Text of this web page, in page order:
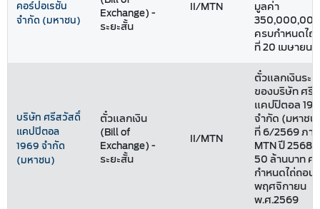
คอร์ปอเรชั่น
จำกัด (มหาชน)
Exchange) -
ระยะสั้น
II/MTN
มูลค่า
ครบกำหนดไถ่
ที่ 20 เมษายน
บริษัท ศรีสวัสดิ์
แคปปิตอล
1969 จำกัด
(มหาชน)
ตั๋วแลกเงิน
(Bill of
Exchange) -
ระยะสั้น
II/MTN
ตั๋วแลกเงินระ
ของบริษัท ศรี
แคปปิตอล
จำกัด (มหาชน
ที่ 6/2569 ภา
MTN ปี 2568
50 ล้านบาท ค
กำหนดไถ่ถอน
พฤศจิกายน
พ.ศ.2569